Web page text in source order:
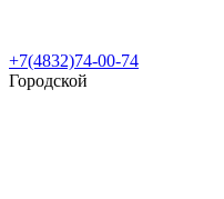
+7(4832)74-00-74
Городской